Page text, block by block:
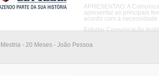
APRESENTAO: A
apresentar as principais
acordo com a necessidade
Estudar Comunicação
Mestria - 20 Meses - João Pessoa